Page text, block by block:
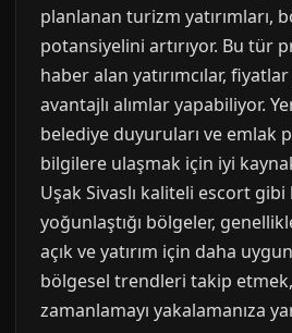
planlanan turizm yatırımları,
potansiyelini artırıyor. Bu tür
haber alan yatırımcılar,
avantajlı alımlar yapabiliyor.
belediye duyuruları ve emlak
bilgilere ulaşmak için iyi
Uşak Sivaslı kaliteli escort
yoğunlaştığı bölgeler,
açık ve yatırım için daha
bölgesel trendleri takip
zamanlamayı yakalamanıza